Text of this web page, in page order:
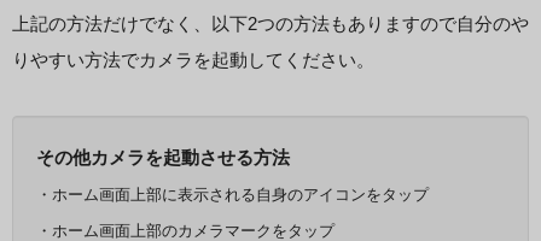
上記の方法だけでなく、以下2つの方法もありますので自分のや
りやすい方法でカメラを起動してください。
その他カメラを起動させる方法
・ホーム画面上部に表示される自身のアイコンをタップ
・ホーム画面上部のカメラマークをタップ